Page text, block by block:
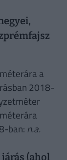
a
2018-
ban: n.a.
(ahol